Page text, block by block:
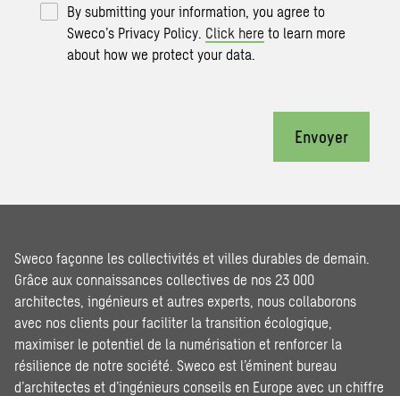
By submitting your information, you agree to
Sweco’s Privacy Policy. Click here to learn more
about how we protect your data.
Envoyer
Sweco façonne les collectivités et villes durables de demain.
Grâce aux connaissances collectives de nos 23 000
architectes, ingénieurs et autres experts, nous collaborons
avec nos clients pour faciliter la transition écologique,
maximiser le potentiel de la numérisation et renforcer la
résilience de notre société. Sweco est l’éminent bureau
d’architectes et d’ingénieurs conseils en Europe avec un chiffre